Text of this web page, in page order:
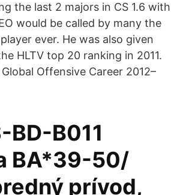
the last 2 majors in CS 1.6 with
would be called by many the
ever. He was also given
HLTV top 20 ranking in 2011.
Offensive Career 2012–
BD-B011
BA*39-50/
prívod,